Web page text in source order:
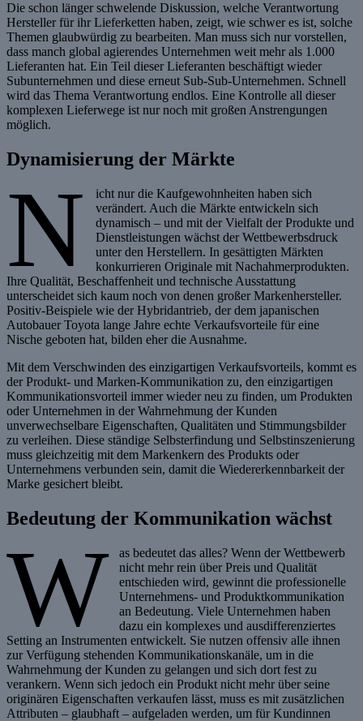
Die schon länger schwelende Diskussion, welche Verantwortung
Hersteller für ihr Lieferketten haben, zeigt, wie schwer es ist, solche
Themen glaubwürdig zu bearbeiten. Man muss sich nur vorstellen,
dass manch global agierendes Unternehmen weit mehr als 1.000
Lieferanten hat. Ein Teil dieser Lieferanten beschäftigt wieder
Subunternehmen und diese erneut Sub-Sub-Unternehmen. Schnell
wird das Thema Verantwortung endlos. Eine Kontrolle all dieser
komplexen Lieferwege ist nur noch mit großen Anstrengungen
möglich.
Dynamisierung der Märkte
N
icht nur die Kaufgewohnheiten haben sich
verändert. Auch die Märkte entwickeln sich
dynamisch – und mit der Vielfalt der Produkte und
Dienstleistungen wächst der Wettbewerbsdruck
unter den Herstellern. In gesättigten Märkten
konkurrieren Originale mit Nachahmerprodukten.
Ihre Qualität, Beschaffenheit und technische Ausstattung
unterscheidet sich kaum noch von denen großer Markenhersteller.
Positiv-Beispiele wie der Hybridantrieb, der dem japanischen
Autobauer Toyota lange Jahre echte Verkaufsvorteile für eine
Nische geboten hat, bilden eher die Ausnahme.
Mit dem Verschwinden des einzigartigen Verkaufsvorteils, kommt es
der Produkt- und Marken-Kommunikation zu, den einzigartigen
Kommunikationsvorteil immer wieder neu zu finden, um Produkten
oder Unternehmen in der Wahrnehmung der Kunden
unverwechselbare Eigenschaften, Qualitäten und Stimmungsbilder
zu verleihen. Diese ständige Selbsterfindung und Selbstinszenierung
muss gleichzeitig mit dem Markenkern des Produkts oder
Unternehmens verbunden sein, damit die Wiedererkennbarkeit der
Marke gesichert bleibt.
Bedeutung der Kommunikation wächst
W
as bedeutet das alles? Wenn der Wettbewerb
nicht mehr rein über Preis und Qualität
entschieden wird, gewinnt die professionelle
Unternehmens- und Produktkommunikation
an Bedeutung. Viele Unternehmen haben
dazu ein komplexes und ausdifferenziertes
Setting an Instrumenten entwickelt. Sie nutzen offensiv alle ihnen
zur Verfügung stehenden Kommunikationskanäle, um in die
Wahrnehmung der Kunden zu gelangen und sich dort fest zu
verankern. Wenn sich jedoch ein Produkt nicht mehr über seine
originären Eigenschaften verkaufen lässt, muss es mit zusätzlichen
Attributen – glaubhaft – aufgeladen werden, um für Kundinnen